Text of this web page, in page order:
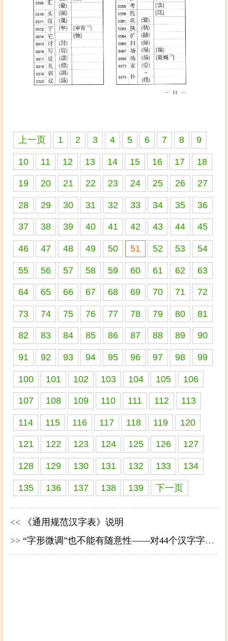
上一页 1 2 3 4 5 6 7 8 9
10 11 12 13 14 15 16 17 18
19 20 21 22 23 24 25 26 27
28 29 30 31 32 33 34 35 36
37 38 39 40 41 42 43 44 45
46 47 48 49 50 51 52 53 54
55 56 57 58 59 60 61 62 63
64 65 66 67 68 69 70 71 72
73 74 75 76 77 78 79 80 81
82 83 84 85 86 87 88 89 90
91 92 93 94 95 96 97 98 99
100 101 102 103 104 105 106
107 108 109 110 111 112 113
114 115 116 117 118 119 120
121 122 123 124 125 126 127
128 129 130 131 132 133 134
135 136 137 138 139 下一页
<<
《通用规范汉字表》说明
>>“字形微调”也不能有随意性——对44个汉字字形微调的看法